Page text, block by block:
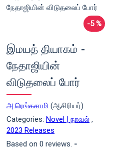
-5 %
இமயத் தியாகம் -
நேதாஜியின்
விடுதலைப் போர்
அ.ரெங்கசாமி (ஆசிரியர்)
Categories: Novel | நாவல் ,
2023 Releases
Based on 0 reviews. -